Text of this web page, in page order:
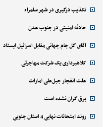
تکذیب درگیری در شهر سامراء
حادثه امنیتی در جنوب عدن
آقای گل جام جهانی مقابل اسرائیل ایستاد
کلاهبرداری یک شرکت مهاجرتی
علت انفجار جبل‌علی امارات
برق گران نشده است
روند امتحانات نهایی 4 استان جنوبی